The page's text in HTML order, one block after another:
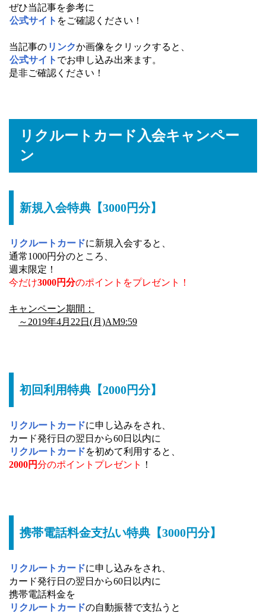
ぜひ当記事を参考に
公式サイト をご確認ください！
当記事の リンクか画像をクリックすると、
公式サイト でお申し込み出来ます。
是非ご確認ください！
リクルートカード入会キャンペー
ン
新規入会特典【3000円分】
リクルートカードに新規入会すると、
通常1000円分のところ、
週末限定！
今だけ3000円分のポイントをプレゼント！
キャンペーン期間：
～2019年4月22日(月)AM9:59
初回利用特典【2000円分】
リクルートカードに申し込みをされ、
カード発行日の翌日から60日以内に
リクルートカードを初めて利用すると、
2000円分のポイントプレゼント ！
携帯電話料金支払い特典【3000円分】
リクルートカードに申し込みをされ、
カード発行日の翌日から60日以内に
携帯電話料金を
リクルートカードの自動振替で支払うと